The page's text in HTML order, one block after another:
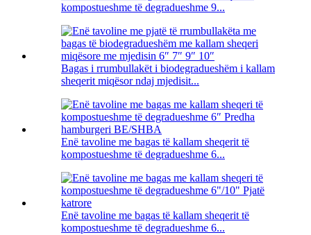
kompostueshme të degradueshme 9...
Bagas i rrumbullakët i biodegradueshëm i kallam
sheqerit miqësor ndaj mjedisit...
Enë tavoline me bagas të kallam sheqerit të
kompostueshme të degradueshme 6...
Enë tavoline me bagas të kallam sheqerit të
kompostueshme të degradueshme 6...